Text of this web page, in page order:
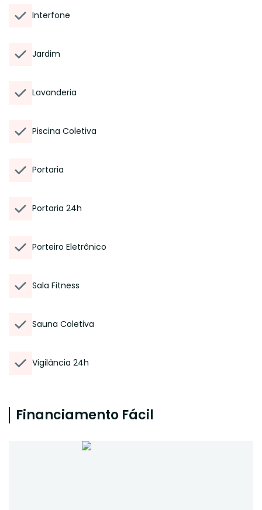
Interfone
Jardim
Lavanderia
Piscina Coletiva
Portaria
Portaria 24h
Porteiro Eletrônico
Sala Fitness
Sauna Coletiva
Vigilância 24h
Financiamento Fácil